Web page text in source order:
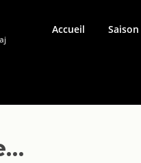
Accueil Saison